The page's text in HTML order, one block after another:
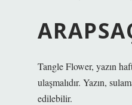
Tangle Flower, yazın
ulaşmalıdır. Yazın,
edilebilir.